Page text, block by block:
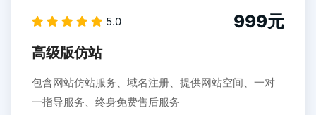
5.0 999元
高级版仿站
包含网站仿站服务、域名注册、提供网站空间、一对
一指导服务、终身免费售后服务